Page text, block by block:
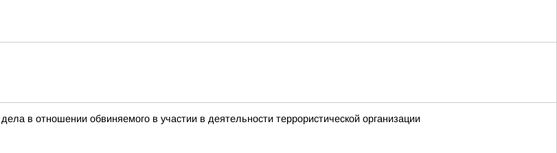
в отношении обвиняемого в участии в деятельности террористической организации